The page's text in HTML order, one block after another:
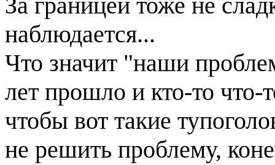
наблюдается...
Что значит "наши
лет прошло и кто-то
чтобы вот такие
не решить проблему,